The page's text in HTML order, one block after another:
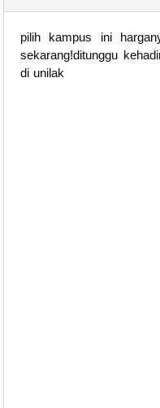
pilih kampus ini
sekarang!ditunggu
di unilak